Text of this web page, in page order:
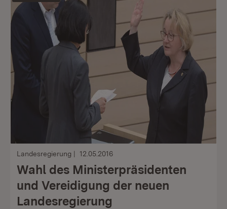
Landesregierung 12.05.2016
Wahl des Ministerpräsidenten
und Vereidigung der neuen
Landesregierung